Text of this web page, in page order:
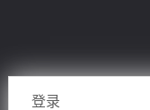
登录